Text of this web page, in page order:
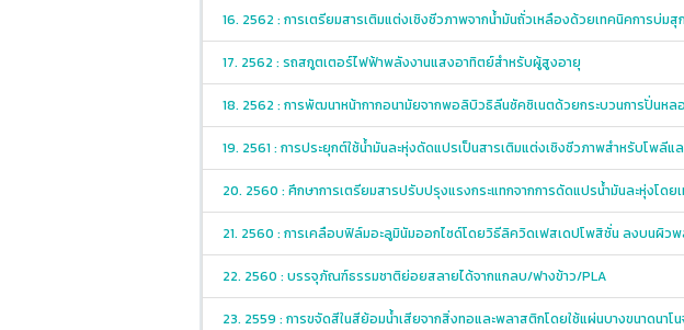
16. 2562 : การเตรียมสารเติมแต่งเชิงชีวภาพจากน้ำมันถั่วเหลืองด้วยเทคนิคการบ่ม
17. 2562 : รถสกูตเตอร์ไฟฟ้าพลังงานแสงอาทิตย์สำหรับผู้สูงอายุ
18. 2562 : การพัฒนาหน้ากากอนามัยจากพอลิบิวธิลีนซัคซิเนตด้วยกระบวนการปั่นห
19. 2561 : การประยุกต์ใช้น้ำมันละหุ่งดัดแปรเป็นสารเติมแต่งเชิงชีวภาพสำหรับโพลีแ
20. 2560 : ศึกษาการเตรียมสารปรับปรุงแรงกระแทกจากการดัดแปรน้ำมันละหุ่งโด
21. 2560 : การเคลือบฟิล์มอะลูมินัมออกไซด์โดยวิธีลิควิดเฟสเดปโพสิชั่น ลงบนผิ
22. 2560 : บรรจุภัณฑ์ธรรมชาติย่อยสลายได้จากแกลบ/ฟางข้าว/PLA
23. 2559 : การขจัดสีในสีย้อมน้ำเสียจากสิ่งทอและพลาสติกโดยใช้แผ่นบางขนาดนาโ